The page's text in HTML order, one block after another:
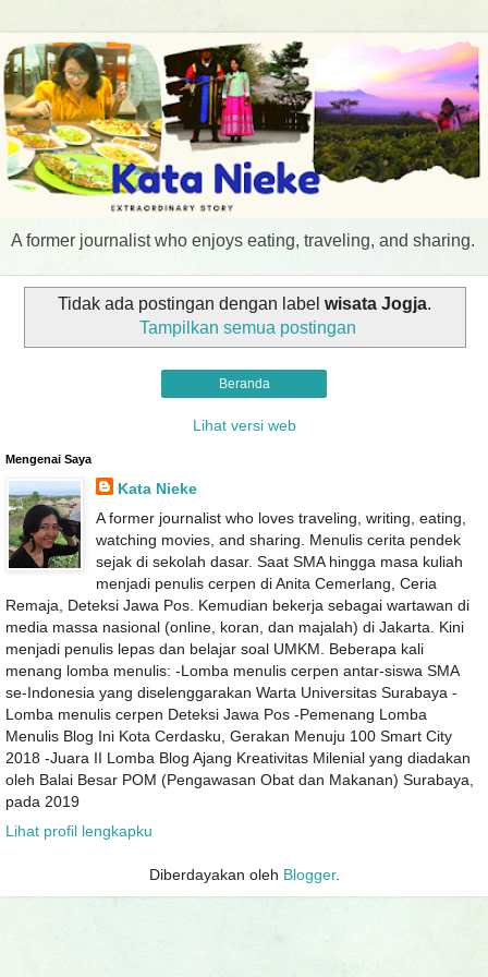
A former journalist who enjoys eating, traveling, and sharing.
Tidak ada postingan dengan label wisata Jogja.
Tampilkan semua postingan
Beranda
Lihat versi web
Mengenai Saya
Kata Nieke
A former journalist who loves traveling, writing, eating,
watching movies, and sharing. Menulis cerita pendek
sejak di sekolah dasar. Saat SMA hingga masa kuliah
menjadi penulis cerpen di Anita Cemerlang, Ceria
Remaja, Deteksi Jawa Pos. Kemudian bekerja sebagai wartawan di
media massa nasional (online, koran, dan majalah) di Jakarta. Kini
menjadi penulis lepas dan belajar soal UMKM. Beberapa kali
menang lomba menulis: -Lomba menulis cerpen antar-siswa SMA
se-Indonesia yang diselenggarakan Warta Universitas Surabaya -
Lomba menulis cerpen Deteksi Jawa Pos -Pemenang Lomba
Menulis Blog Ini Kota Cerdasku, Gerakan Menuju 100 Smart City
2018 -Juara II Lomba Blog Ajang Kreativitas Milenial yang diadakan
oleh Balai Besar POM (Pengawasan Obat dan Makanan) Surabaya,
pada 2019
Lihat profil lengkapku
Diberdayakan oleh Blogger.